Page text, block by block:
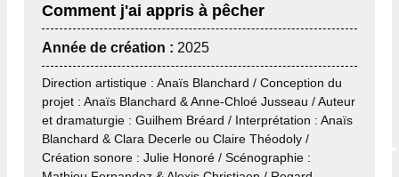
Comment j'ai appris à pêcher
Année de création : 2025
Direction artistique : Anaïs Blanchard / Conception du
projet : Anaïs Blanchard & Anne-Chloé Jusseau / Auteur
et dramaturgie : Guilhem Bréard / Interprétation : Anaïs
Blanchard & Clara Decerle ou Claire Théodoly /
Création sonore : Julie Honoré / Scénographie :